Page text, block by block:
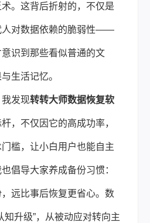
。这背后折射的，不仅是
人对数据依赖的脆弱性——
识到那些看似普通的文
生活记忆。
发现转转大师数据恢复软
，不仅因它的高成功率，
槛，让小白用户也能自主
倡导大家养成备份习惯：
远比事后恢复更省心。数
知升级”，从被动应对转向主